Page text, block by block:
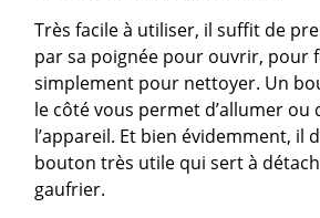
Très facile à utiliser, il suffit de
par sa poignée pour ouvrir, pour
simplement pour nettoyer. Un
le côté vous permet d’allumer ou
l’appareil. Et bien évidemment, il
bouton très utile qui sert à
gaufrier.